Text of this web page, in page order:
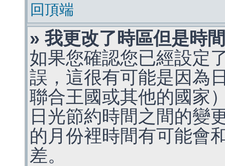
回頂端
» 我更改了時區但是時
如果您確認您已經設定
誤，這很有可能是因為
聯合王國或其他的國家
日光節約時間之間的變
的月份裡時間有可能會
差。